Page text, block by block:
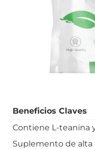
Beneficios Claves
Contiene L-teanina
Suplemento de alta